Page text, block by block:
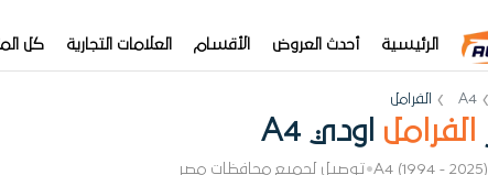
الرئيسية أحدث العروض الأقسام العلامات التجارية كل
A4 الفرامل
الفرامل اودي A4
A4 (1994 - 2025)
•توصيل لجميع محافظات مصر